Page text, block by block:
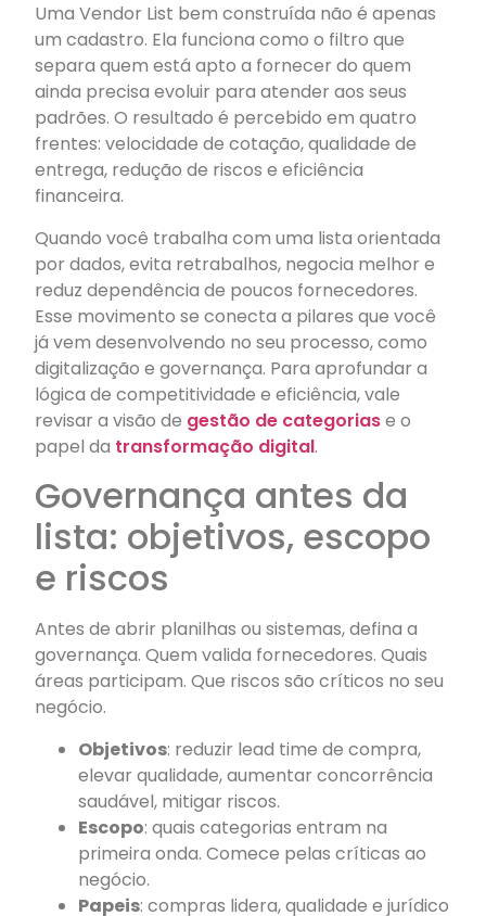
Uma Vendor List bem construída não é apenas
um cadastro. Ela funciona como o filtro que
separa quem está apto a fornecer do quem
ainda precisa evoluir para atender aos seus
padrões. O resultado é percebido em quatro
frentes: velocidade de cotação, qualidade de
entrega, redução de riscos e eficiência
financeira.
Quando você trabalha com uma lista orientada
por dados, evita retrabalhos, negocia melhor e
reduz dependência de poucos fornecedores.
Esse movimento se conecta a pilares que você
já vem desenvolvendo no seu processo, como
digitalização e governança. Para aprofundar a
lógica de competitividade e eficiência, vale
revisar a visão de gestão de categoriase o
papel da transformação digital.
Governança antes da
lista: objetivos, escopo
e riscos
Antes de abrir planilhas ou sistemas, defina a
governança. Quem valida fornecedores. Quais
áreas participam. Que riscos são críticos no seu
negócio.
Objetivos: reduzir lead time de compra,
elevar qualidade, aumentar concorrência
saudável, mitigar riscos.
Escopo: quais categorias entram na
primeira onda. Comece pelas críticas ao
negócio.
Papeis: compras lidera, qualidade e jurídico